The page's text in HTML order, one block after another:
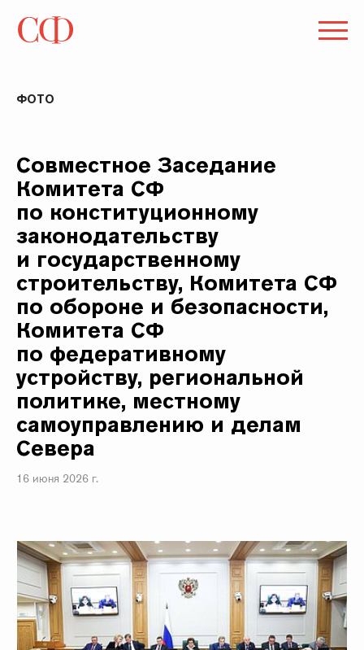
ФОТО
Совместное Заседание
Комитета СФ
по конституционному
законодательству
и государственному
строительству, Комитета СФ
по обороне и безопасности,
Комитета СФ
по федеративному
устройству, региональной
политике, местному
самоуправлению и делам
Севера
16 июня 2026 г.